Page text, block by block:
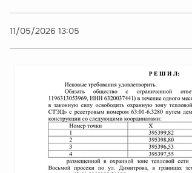
11/05/2026 13:05